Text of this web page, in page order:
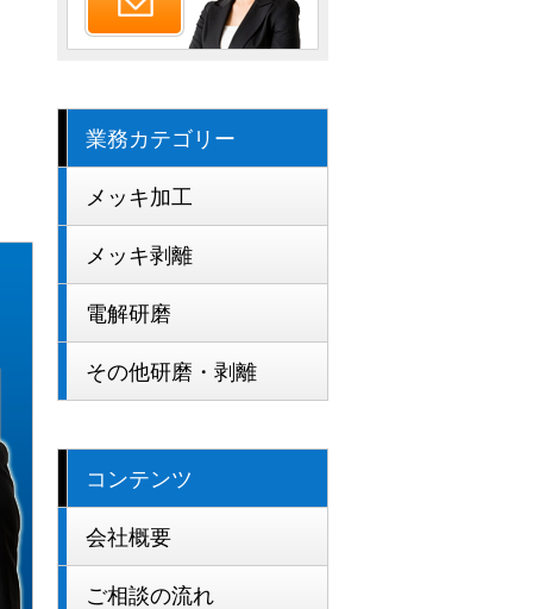
業務カテゴリー
メッキ加工
メッキ剥離
電解研磨
その他研磨・剥離
コンテンツ
会社概要
ご相談の流れ